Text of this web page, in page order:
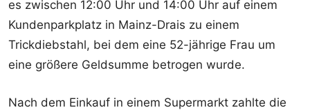
es zwischen 12:00 Uhr und 14:00 Uhr auf einem
Kundenparkplatz in Mainz-Drais zu einem
Trickdiebstahl, bei dem eine 52-jährige Frau um
eine größere Geldsumme betrogen wurde.
Nach dem Einkauf in einem Supermarkt zahlte die